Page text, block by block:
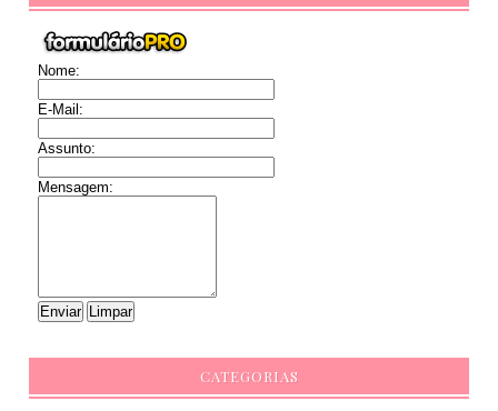
Nome:
E-Mail:
Assunto:
Mensagem:
CATEGORIAS